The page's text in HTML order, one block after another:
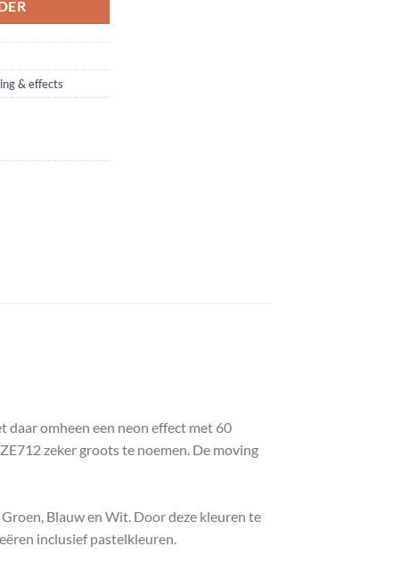
& effects
daar omheen een neon effect met 60
zeker groots te noemen. De moving
Blauw en Wit. Door deze kleuren te
inclusief pastelkleuren.